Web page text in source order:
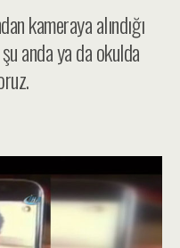
kameraya alındığı
anda ya da okulda